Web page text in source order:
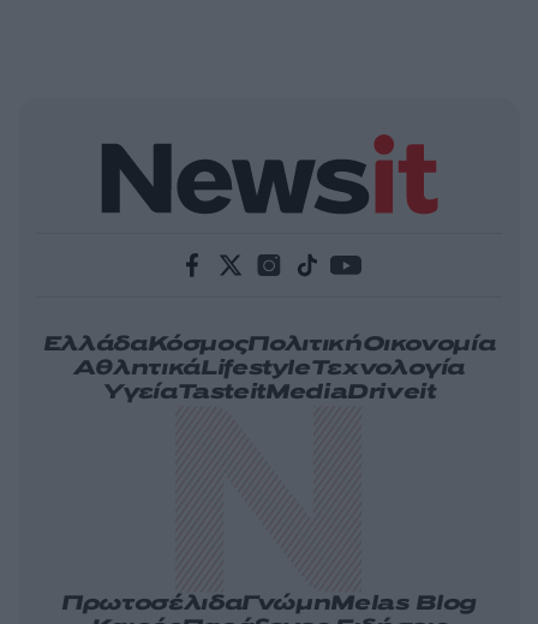
ΕλλάδαΚόσμοςΠολιτικήΟικονομία
ΑθλητικάLifestyleΤεχνολογία
ΥγείαTasteitMediaDriveit
ΠρωτοσέλιδαΓνώμηMelas Blog